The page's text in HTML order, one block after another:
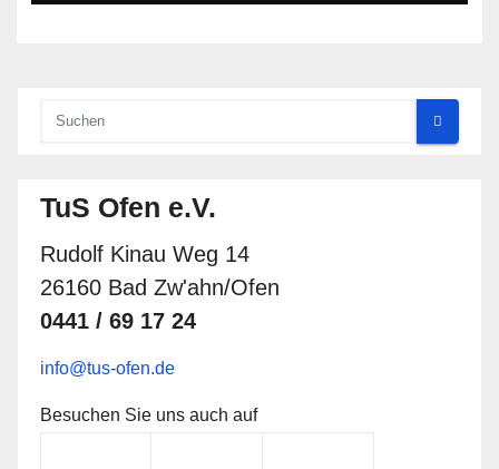
TuS Ofen e.V.
Rudolf Kinau Weg 14
26160 Bad Zw'ahn/Ofen
0441 / 69 17 24
info@tus-ofen.de
Besuchen Sie uns auch auf